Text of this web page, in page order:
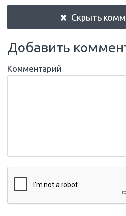
Скрыть
Добавить
Комментарий